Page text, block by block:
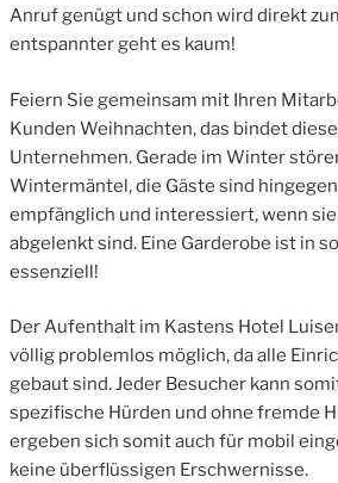
Anruf genügt und schon wird direkt
entspannter geht es kaum!
Feiern Sie gemeinsam mit Ihren
Kunden Weihnachten, das bindet
Unternehmen. Gerade im Winter
Wintermäntel, die Gäste sind
empfänglich und interessiert, wenn
abgelenkt sind. Eine Garderobe ist in
essenziell!
Der Aufenthalt im Kastens Hotel
völlig problemlos möglich, da alle
gebaut sind. Jeder Besucher kann
spezifische Hürden und ohne fremde
ergeben sich somit auch für mobil
keine überflüssigen Erschwernisse.